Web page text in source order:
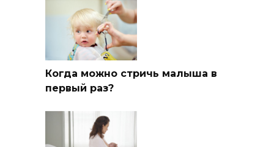
Когда можно стричь малыша в
первый раз?